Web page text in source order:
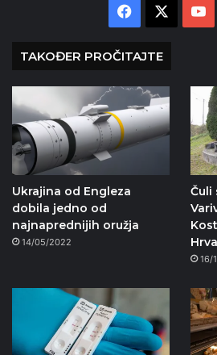
Facebook
TAKOĐER PROČITAJTE
Ukrajina od Engleza
dobila jedno od
najnaprednijih oružja
14/05/2022
Čuli
16/